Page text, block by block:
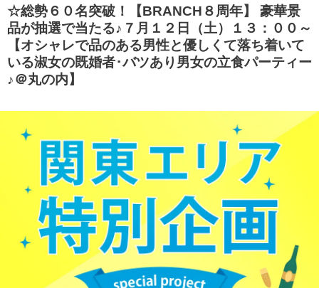
ティー♪＠茶屋町】
女性の既婚者限定ビッグパーティ
ー♪＠池袋】
☆総勢６０名突破！【BRANCH８周年】 豪華景
品が抽選で当たる♪７月１２日（土）１３：００～
【オシャレで品のある男性と優しくて落ち着いて
いる淑女の既婚者･バツあり男女の立食パーティー
♪＠丸の内】